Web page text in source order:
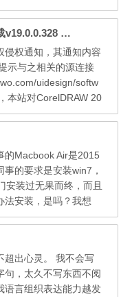
有些忙...
涂涂小窝CorelDRAW 2017中文版下载v19.0.0.328 零售版破解安装正式下线
侵权通知，其通知内容
示与之相关的源连接
uidesign/softw
本站对CorelDRAW 20
零售版破解安装于
的Macbook Air是2015
的要求是安装win7，
安装过无果而终，而且
法安装，是吗？我想
对windows的支持
再MAC上实现windo
么来装呢？很简单，既
法改变...
超出心灵。 我不会写
句，太久不写东西不阅
语言组织表达能力越发